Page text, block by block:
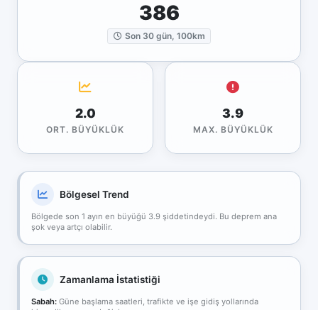
386
Son 30 gün, 100km
2.0
ORT. BÜYÜKLÜK
3.9
MAX. BÜYÜKLÜK
Bölgesel Trend
Bölgede son 1 ayın en büyüğü 3.9 şiddetindeydi. Bu deprem ana
şok veya artçı olabilir.
Zamanlama İstatistiği
Sabah: Güne başlama saatleri, trafikte ve işe gidiş yollarında